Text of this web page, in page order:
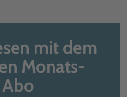
mit dem
Monats-
Abo